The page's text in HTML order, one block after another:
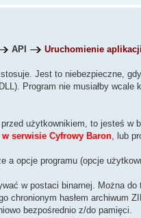
API Uruchomienie
Jest to niebezpieczne,
Program nie musiałby
użytkownikiem, to jesteś w
w serwisie Cyfrowy Baron, lub
a opcje programu (opcje
w postaci binarnej. Można
chronionym hasłem archiwum
bezpośrednio z/do pamięci.